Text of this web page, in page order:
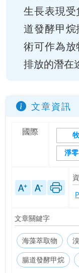
生長表現
道發酵甲
術可作為
排放的潛在
文章資訊
國際
淨
文章關鍵字
海藻萃取物
腸道發酵甲烷